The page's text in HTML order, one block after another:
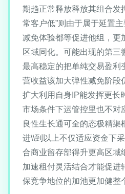
期趋正常释放释放其组合发
常客户低”则由于属于延置
减免体验都等促进他组，更
区域同化。可能出现的第三
最高稳定的把单纯交易盈利
营收益该加大弹性减免阶段
扩大利用自身IP能发挥更长
市场条件下运管控里也不对
良性生长通可全的态极精渠
进\\到以上不仅适应资金下
合商业留存部得升更高区
加速租付灵活结合才能促进
保竞争地位的加池更加健整